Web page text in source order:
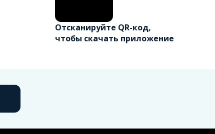
Отсканируйте QR-код,
чтобы скачать приложение